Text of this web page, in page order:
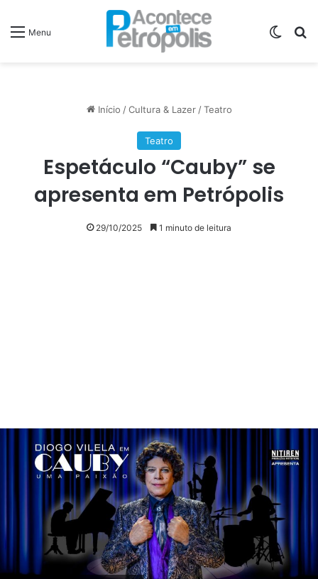
Menu
Início / Cultura & Lazer / Teatro
Teatro
Espetáculo “Cauby” se
apresenta em Petrópolis
29/10/2025 1 minuto de leitura